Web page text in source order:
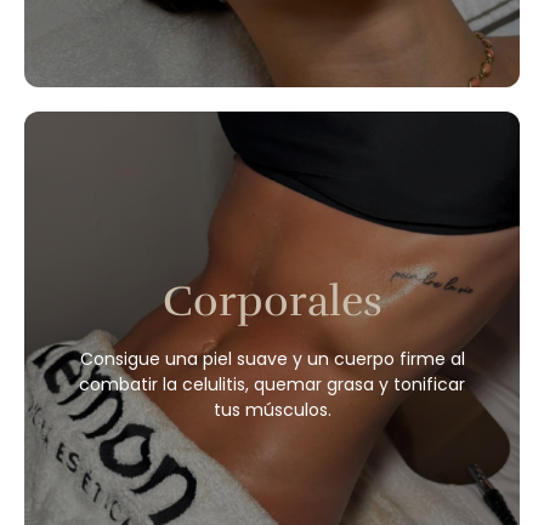
Morpheus
HIFU Ultraformer
Endospheres Sensor All
Dermapen Glow
Vitaminas Faciales NCTF GLOW
Fotorejuvenecimiento
RF Fraccionada
Higiene Facial
Lifting
Reservar
Corporales
Consigue una piel suave y un cuerpo firme al
combatir la celulitis, quemar grasa y tonificar
tus músculos.